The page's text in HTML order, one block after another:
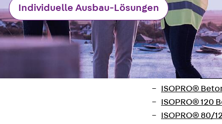
Wärmedämmung
Zurück
Zurück
ISOPRO®
ISOPRO® 120
ISOPRO® 80/
Individuelle Ausbau-Lösungen